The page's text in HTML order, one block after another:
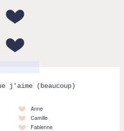
j'aime (beaucoup)
Anne
Camille
Fabienne